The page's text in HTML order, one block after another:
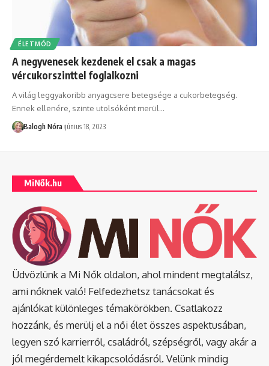
ÉLETMÓD
A negyvenesek kezdenek el csak a magas
vércukorszinttel foglalkozni
A világ leggyakoribb anyagcsere betegsége a cukorbetegség.
Ennek ellenére, szinte utolsóként merül…
Balogh Nóra június 18, 2023
MiNők.hu
Üdvözlünk a Mi Nők oldalon, ahol mindent megtalálsz,
ami nőknek való! Felfedezhetsz tanácsokat és
ajánlókat különleges témakörökben. Csatlakozz
hozzánk, és merülj el a női élet összes aspektusában,
legyen szó karrierről, családról, szépségről, vagy akár a
jól megérdemelt kikapcsolódásról. Velünk mindig